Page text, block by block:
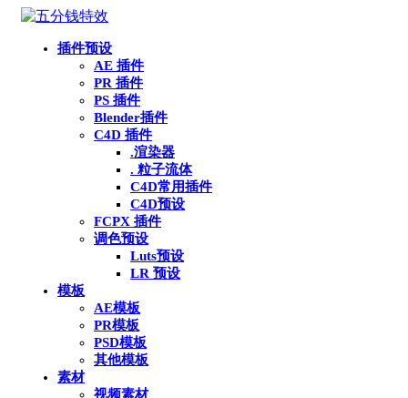
插件预设
AE 插件
PR 插件
PS 插件
Blender插件
C4D 插件
.渲染器
. 粒子流体
C4D常用插件
C4D预设
FCPX 插件
调色预设
Luts预设
LR 预设
模板
AE模板
PR模板
PSD模板
其他模板
素材
视频素材